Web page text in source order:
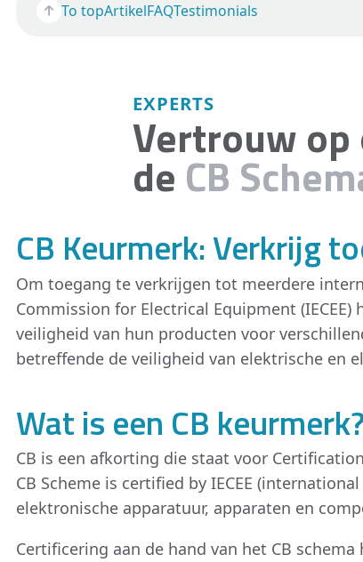
To topArtikelFAQTestimonials
EXPERTS
Vertrouw op
de CB
CB Keurmerk: Verkrijg
Om toegang te verkrijgen tot meerdere
Commission for Electrical Equipment
veiligheid van hun producten voor
betreffende de veiligheid van elektrische en
Wat is een CB keurmerk?
CB is een afkorting die staat voor
CB Scheme is certified by IECEE
elektronische apparatuur, apparaten en
Certificering aan de hand van het CB